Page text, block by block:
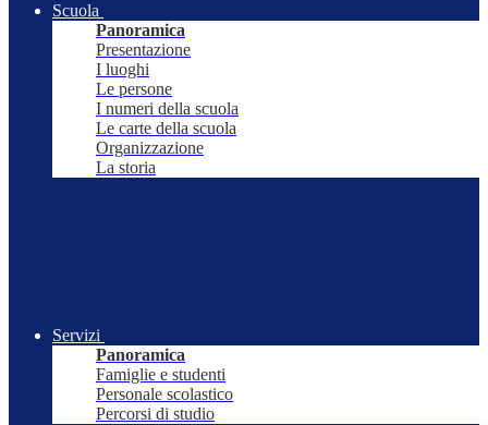
Scuola
Panoramica
Presentazione
I luoghi
Le persone
I numeri della scuola
Le carte della scuola
Organizzazione
La storia
Servizi
Panoramica
Famiglie e studenti
Personale scolastico
Percorsi di studio